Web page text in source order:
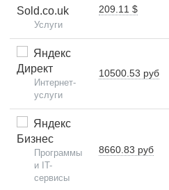
Sold.co.uk
Услуги
209.11 $
Яндекс
Директ
Интернет-
услуги
10500.53 руб
Яндекс
Бизнес
Программы
и IT-
сервисы
8660.83 руб